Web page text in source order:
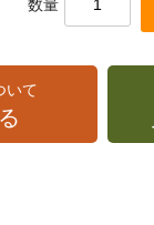
数量
いて